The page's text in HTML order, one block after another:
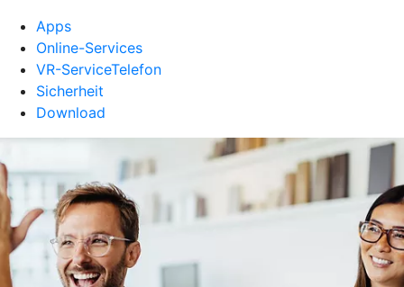
Apps
Online-Services
VR-ServiceTelefon
Sicherheit
Download